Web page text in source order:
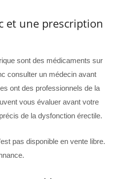
et une prescription
sont des médicaments sur
consulter un médecin avant
ont des professionnels de la
vous évaluer avant votre
de la dysfonction érectile.
pas disponible en vente libre.